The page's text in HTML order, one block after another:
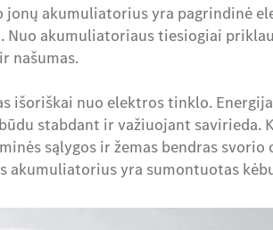
akumuliatorius yra pagrindinė
Nuo akumuliatoriaus tiesiogiai
našumas.
išoriškai nuo elektros tinklo.
stabdant ir važiuojant savirieda.
sąlygos ir žemas bendras svorio
akumuliatorius yra sumontuotas